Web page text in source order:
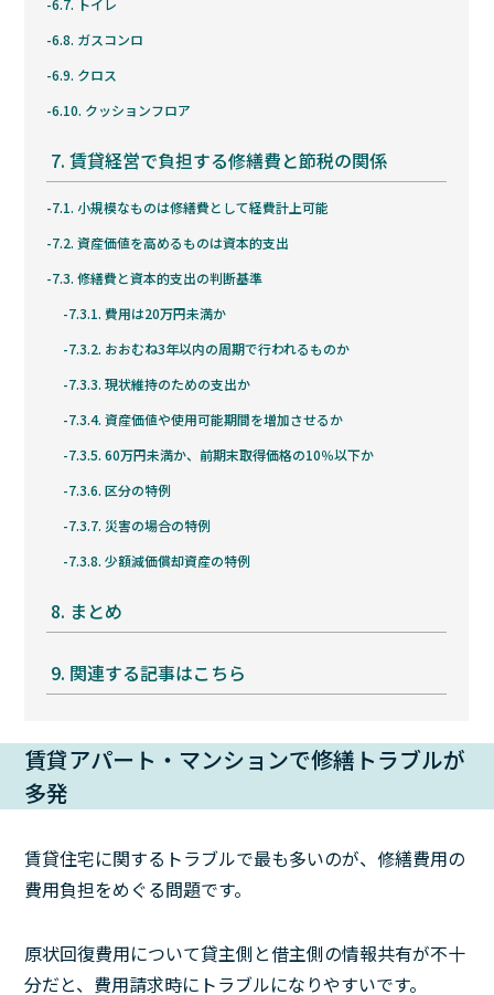
6.8. ガスコンロ
6.9. クロス
6.10. クッションフロア
7. 賃貸経営で負担する修繕費と節税の関係
7.1. 小規模なものは修繕費として経費計上可能
7.2. 資産価値を高めるものは資本的支出
7.3. 修繕費と資本的支出の判断基準
7.3.1. 費用は20万円未満か
7.3.2. おおむね3年以内の周期で行われるものか
7.3.3. 現状維持のための支出か
7.3.4. 資産価値や使用可能期間を増加させるか
7.3.5. 60万円未満か、前期末取得価格の10％以下か
7.3.6. 区分の特例
7.3.7. 災害の場合の特例
7.3.8. 少額減価償却資産の特例
8. まとめ
9. 関連する記事はこちら
賃貸アパート・マンションで修繕トラブルが
多発
賃貸住宅に関するトラブルで最も多いのが、修繕費用の
費用負担をめぐる問題です。
原状回復費用について貸主側と借主側の情報共有が不十
分だと、費用請求時にトラブルになりやすいです。